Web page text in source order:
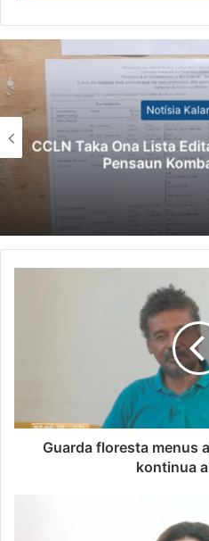
Notísia
Kazu Transferénsia
Singapura,
Guarda floresta menus
kontinua